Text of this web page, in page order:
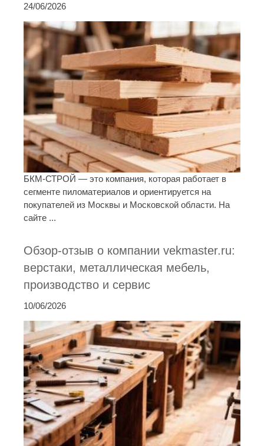
24/06/2026
БКМ-СТРОЙ — это компания, которая работает в
сегменте пиломатериалов и ориентируется на
покупателей из Москвы и Московской области. На
сайте ...
Обзор-отзыв о компании vekmaster.ru:
верстаки, металлическая мебель,
производство и сервис
10/06/2026